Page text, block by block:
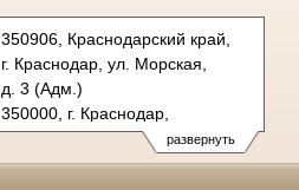
развернуть
350906, Краснодарский край,
г. Краснодар, ул. Морская,
д. 3 (Адм.)
350000, г. Краснодар,
ул. Красная, д.113 (Уг.)
350907, г. Краснодар,